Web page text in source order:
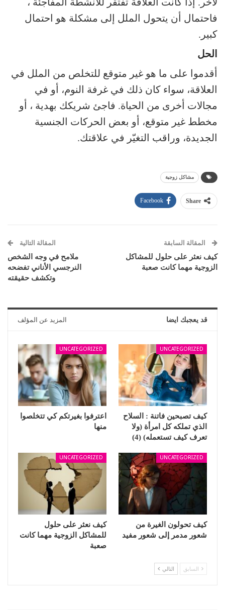
فاحتمال أن يتحول الملل إلى مشكلة هو احتمال
كبير.
الحل
أقدموا على ما هو غير متوقع للتخلص من الملل في
العلاقة، سواء كان ذلك في غرفة النوم، أو في
مجالات أخرى من الحياة. فاجئ شريكك بهدية ، أو
مخطط غير متوقع، أو بعض الحركات الجنسية
الجديدة، وراقب التغيّر في علاقتك.
مشاكل زوجية
Share
Facebook
المقالة السابقة
كيف نعثر على حلول للمشاكل
الزوجية مهما كانت صعبة
المقالة التالية
ملامح في وجه الشخص
النرجسي الأناني تفضحه
وتكشف حقيقته
قد يعجبك ايضا المزيد عن المؤلف
UNCATEGORIZED
كيف تصبحين فاتنة : السلاح
الذي تملكه كل امرأة (ولا
تعرف كيف تستعمله) (4)
UNCATEGORIZED
اعترفوا بغيرتكم كي تتخلصوا
منها
UNCATEGORIZED
كيف تحولون الغيرة من
شعور مدمر إلى شعور مفيد
UNCATEGORIZED
كيف نعثر على حلول
للمشاكل الزوجية مهما كانت
صعبة
السابق التالي